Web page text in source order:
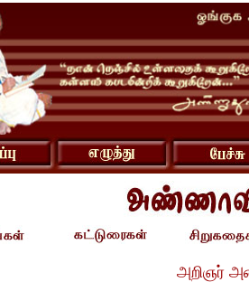
அறிஞர்